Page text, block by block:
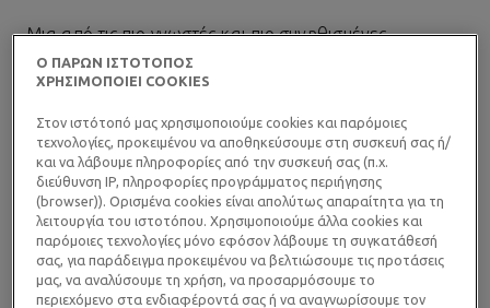
Μια από τις πιο γνωστές και πιο συνηθισμένες
δερματικές παθήσεις είναι η
σμηγματορροϊκή δερματίτιδα, η νινίδα μοιάζει με
πιτυρίδα ή έχει τη μορφή κιτρινωπών ή καφετί
φολίδων που δημιουργούν κρούστα στην επιφάνεια του
τριχωτού. Π
ροκαλείται κυρίως από την υπερβολική έκκριση
σμήγματος που κάνει τα κύτταρα του δέρματος να
προσκολλώνται στο κεφαλάκι του μωρού.
Ο ΠΑΡΩΝ ΙΣΤΟΤΟΠΟΣ
ΧΡΗΣΙΜΟΠΟΙΕΙ COOKIES
Στον ιστότοπό μας χρησιμοποιούμε cookies και παρόμοιες
τεχνολογίες, προκειμένου να αποθηκεύσουμε στη συσκευή σας ή/
και να λάβουμε πληροφορίες από την συσκευή σας (π.χ.
διεύθυνση IP, πληροφορίες προγράμματος περιήγησης
(browser)). Ορισμένα cookies είναι απολύτως απαραίτητα για τη
λειτουργία του ιστοτόπου. Χρησιμοποιούμε άλλα cookies και
παρόμοιες τεχνολογίες μόνο εφόσον λάβουμε τη συγκατάθεσή
σας, για παράδειγμα προκειμένου να βελτιώσουμε τις προτάσεις
μας, να αναλύσουμε τη χρήση, να προσαρμόσουμε το
περιεχόμενο στα ενδιαφέροντά σας ή να αναγνωρίσουμε τον